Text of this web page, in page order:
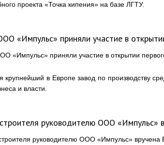
проекта «Точка кипения» на базе ЛГТУ.
«Импульс» приняли участие в
крупнейший в Европе завод по производству
и власти.
руководителю ООО «Импульс»